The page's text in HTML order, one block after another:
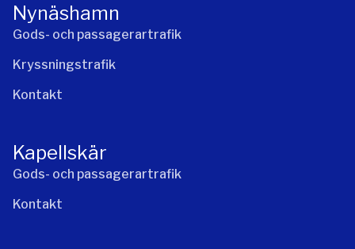
Nynäshamn
Gods- och passagerartrafik
Kryssningstrafik
Kontakt
Kapellskär
Gods- och passagerartrafik
Kontakt